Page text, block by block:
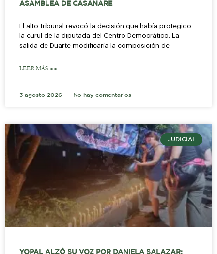
ASAMBLEA DE CASANARE
El alto tribunal revocó la decisión que había protegido
la curul de la diputada del Centro Democrático. La
salida de Duarte modificaría la composición de
LEER MÁS >>
3 agosto 2026 No hay comentarios
JUDICIAL
YOPAL ALZÓ SU VOZ POR DANIELA SALAZAR: